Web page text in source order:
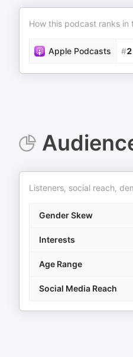
How this podcast ranks in
Apple Podcasts #
Listeners, social reach,
Gender Skew
Interests
Age Range
Social Media Reach